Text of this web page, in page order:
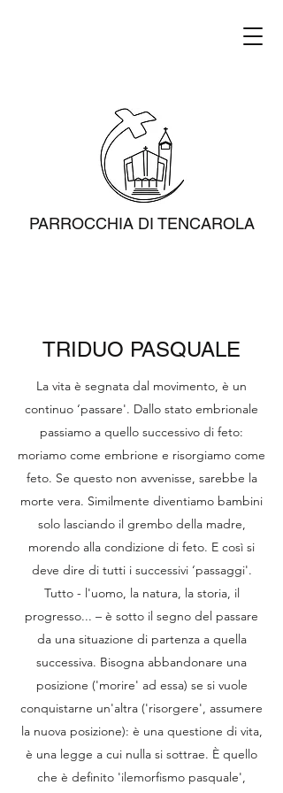
PARROCCHIA DI TENCAROLA
TRIDUO PASQUALE
La vita è segnata dal movimento, è un
continuo ‘passare'. Dallo stato embrionale
passiamo a quello successivo di feto:
moriamo come embrione e risorgiamo come
feto. Se questo non avvenisse, sarebbe la
morte vera. Similmente diventiamo bambini
solo lasciando il grembo della madre,
morendo alla condizione di feto. E così si
deve dire di tutti i successivi ‘passaggi'.
Tutto - l'uomo, la natura, la storia, il
progresso... – è sotto il segno del passare
da una situazione di partenza a quella
successiva. Bisogna abbandonare una
posizione ('morire' ad essa) se si vuole
conquistarne un'altra ('risorgere', assumere
la nuova posizione): è una questione di vita,
è una legge a cui nulla si sottrae. È quello
che è definito 'ilemorfismo pasquale',